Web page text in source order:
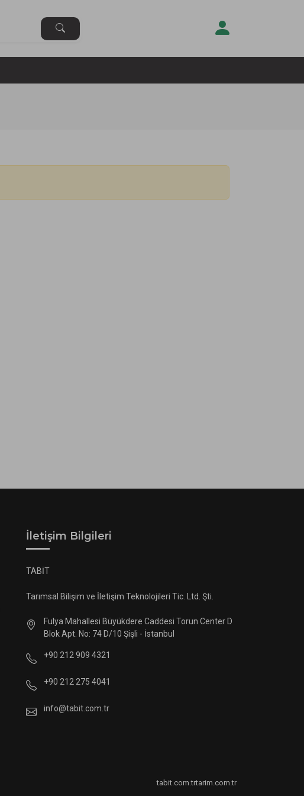
İletişim Bilgileri
TABİT
Tarımsal Bilişim ve İletişim Teknolojileri Tic. Ltd. Şti.
Fulya Mahallesi Büyükdere Caddesi Torun Center D
Blok Apt. No: 74 D/10 Şişli - İstanbul
+90 212 909 4321
+90 212 275 4041
info@tabit.com.tr
tabit.com.trtarim.com.tr